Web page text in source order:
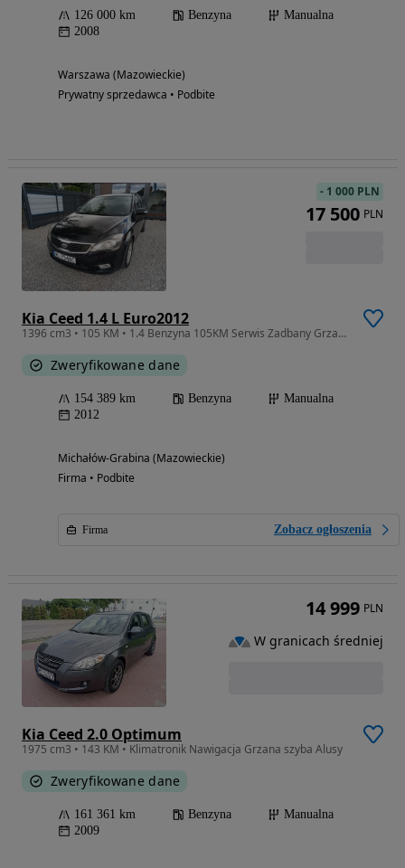
126 000 km Benzyna
Manualna
2008
Warszawa (Mazowieckie)
Prywatny sprzedawca • Podbite
Kia Ceed 1.4 L Euro2012
1396 cm3 • 105 KM • 1.4 Benzyna 105KM Serwis Zadbany Grzane Fotele
Zweryfikowane dane
154 389 km Benzyna
Manualna
2012
Michałów-Grabina (Mazowieckie)
Firma • Podbite
Firma Zobacz ogłoszenia
- 1 000 PLN
17 500 PLN
Kia Ceed 2.0 Optimum
1975 cm3 • 143 KM • Klimatronik Nawigacja Grzana szyba Alusy
Zweryfikowane dane
161 361 km Benzyna
Manualna
2009
14 999 PLN
W granicach średniej